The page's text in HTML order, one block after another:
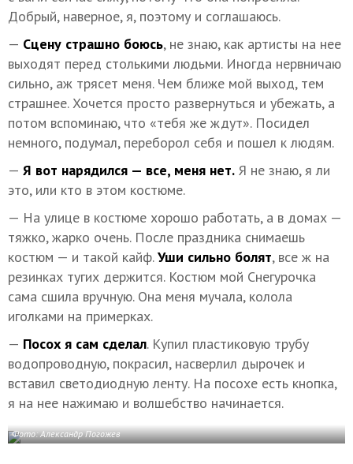
Добрый, наверное, я, поэтому и соглашаюсь.
— Сцену страшно боюсь, не знаю, как артисты на нее
выходят перед столькими людьми. Иногда нервничаю
сильно, аж трясет меня. Чем ближе мой выход, тем
страшнее. Хочется просто развернуться и убежать, а
потом вспоминаю, что «тебя же ждут». Посидел
немного, подумал, переборол себя и пошел к людям.
— Я вот нарядился — все, меня нет. Я не знаю, я ли
это, или кто в этом костюме.
— На улице в костюме хорошо работать, а в домах —
тяжко, жарко очень. После праздника снимаешь
костюм — и такой кайф.Уши сильно болят, все ж на
резинках тугих держится. Костюм мой Снегурочка
сама сшила вручную. Она меня мучала, колола
иголками на примерках.
— Посох я сам сделал. Купил пластиковую трубу
водопроводную, покрасил, насверлил дырочек и
вставил светодиодную ленту. На посохе есть кнопка,
я на нее нажимаю и волшебство начинается.
Фото: Александр Погожев